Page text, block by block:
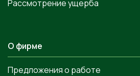
Рассмотрение ущерба
О фирме
Предложения о работе